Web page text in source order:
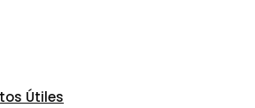
Útiles